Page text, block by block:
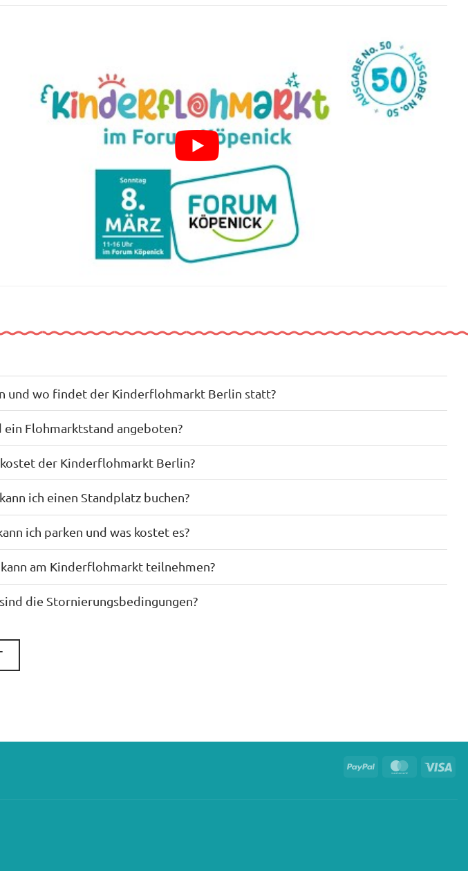
und wo findet der Kinderflohmarkt Berlin statt?
ein Flohmarktstand angeboten?
kostet der Kinderflohmarkt Berlin?
ich einen Standplatz buchen?
ich parken und was kostet es?
am Kinderflohmarkt teilnehmen?
die Stornierungsbedingungen?
PayPal MasterCard